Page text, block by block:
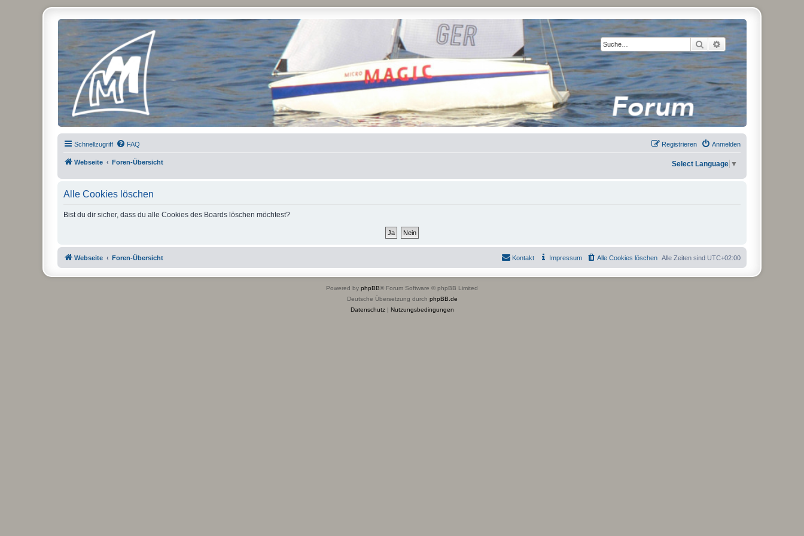
Suche Erweiterte Suche
Micro Magic Forum Deutschland
Schnellzugriff FAQ Anmelden
Registrieren
Webseite Foren-Übersicht Select Language ▼
Alle Cookies löschen
Bist du dir sicher, dass du alle Cookies des Boards löschen möchtest?
Webseite Foren-Übersicht Alle Zeiten sind UTC+02:00
Alle Cookies löschen
Impressum
Kontakt
Powered by phpBB® Forum Software © phpBB Limited
Deutsche Übersetzung durch phpBB.de
Datenschutz| Nutzungsbedingungen